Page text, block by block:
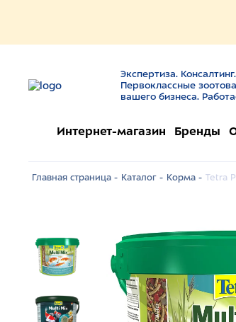
Экспертиза.
Первоклассные
вашего бизнеса.
Интернет-магазин Бренды
Главная страница - Каталог - Корма - Tetra